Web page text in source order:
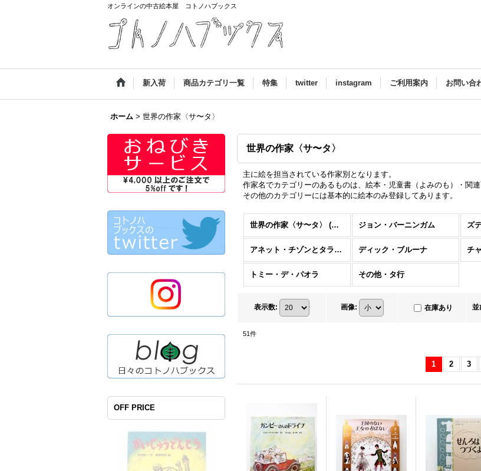
オンラインの中古絵本屋 コトノハブックス
新入荷 商品カテゴリ一覧 特集 twitter instagram ご利用案内 お問い合
ホーム > 世界の作家〈サ〜タ〉
OFF PRICE
世界の作家〈サ〜タ〉
主に絵を担当されている作家別となります。
作家名でカテゴリーのあるものは、絵本・児童書（よみのも）・関連
その他のカテゴリーには基本的に絵本のみ登録してあります。
世界の作家〈サ〜タ〉 (全商品) ジョン・バーニンガム ズ
アネット・チゾンとタラス・テイラー ディック・ブルーナ チ
トミー・デ・パオラ その他・タ行
表示数: 画像: 在庫あり 並
51件
1 2 3